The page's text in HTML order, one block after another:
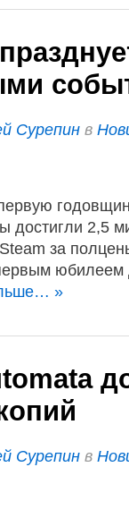
Сурепин в
достигли 2,5
за
юбилеем
»
Сурепин в